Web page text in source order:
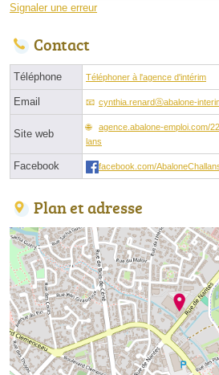
Signaler une erreur
Contact
Téléphone Téléphoner à l'agence d'intérim
Email cynthia.renardⓐabalone-
Site web
agence.abalone-emploi.com/
lans
Facebook facebook.com/
Plan et adresse